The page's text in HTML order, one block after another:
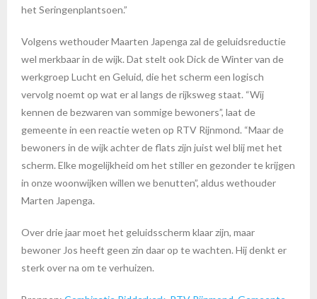
het Seringenplantsoen.”
Volgens wethouder Maarten Japenga zal de geluidsreductie
wel merkbaar in de wijk. Dat stelt ook Dick de Winter van de
werkgroep Lucht en Geluid, die het scherm een logisch
vervolg noemt op wat er al langs de rijksweg staat. “Wij
kennen de bezwaren van sommige bewoners”, laat de
gemeente in een reactie weten op RTV Rijnmond. “Maar de
bewoners in de wijk achter de flats zijn juist wel blij met het
scherm. Elke mogelijkheid om het stiller en gezonder te krijgen
in onze woonwijken willen we benutten”, aldus wethouder
Marten Japenga.
Over drie jaar moet het geluidsscherm klaar zijn, maar
bewoner Jos heeft geen zin daar op te wachten. Hij denkt er
sterk over na om te verhuizen.